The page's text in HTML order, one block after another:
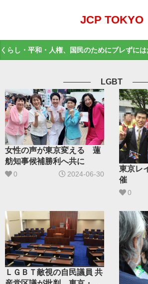
JCP TOKYO
くらし・平和・人権、国民のためにブレずに
LGBT
女性の声が東京変える 蓮
舫知事候補勝利へ共に
0 2024-06-30
東京レ
催
0
ＬＧＢＴ敵視の自民議員 共